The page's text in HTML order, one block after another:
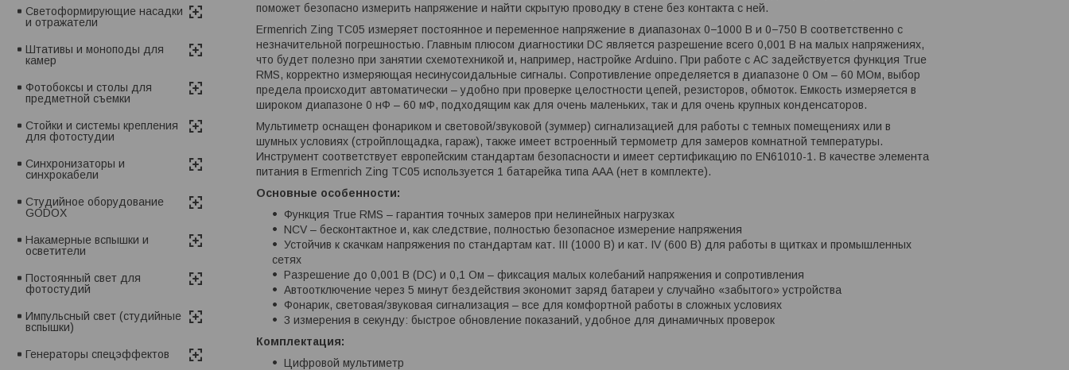
поможет безопасно измерить напряжение и найти скрытую проводку в стене без контакта с ней.
Ermenrich Zing TC05 измеряет постоянное и переменное напряжение в диапазонах 0−1000 В и 0−750 В соответственно с
незначительной погрешностью. Главным плюсом диагностики DC является разрешение всего 0,001 В на малых напряжениях,
что будет полезно при занятии схемотехникой и, например, настройке Arduino. При работе с AC задействуется функция True
RMS, корректно измеряющая несинусоидальные сигналы. Сопротивление определяется в диапазоне 0 Ом – 60 МОм, выбор
предела происходит автоматически – удобно при проверке целостности цепей, резисторов, обмоток. Емкость измеряется в
широком диапазоне 0 нФ – 60 мФ, подходящим как для очень маленьких, так и для очень крупных конденсаторов.
Мультиметр оснащен фонариком и световой/звуковой (зуммер) сигнализацией для работы с темных помещениях или в
шумных условиях (стройплощадка, гараж), также имеет встроенный термометр для замеров комнатной температуры.
Инструмент соответствует европейским стандартам безопасности и имеет сертификацию по EN61010-1. В качестве элемента
питания в Ermenrich Zing TC05 используется 1 батарейка типа ААА (нет в комплекте).
Основные особенности:
Функция True RMS – гарантия точных замеров при нелинейных нагрузках
NCV – бесконтактное и, как следствие, полностью безопасное измерение напряжения
Устойчив к скачкам напряжения по стандартам кат. III (1000 В) и кат. IV (600 В) для работы в щитках и промышленных
сетях
Разрешение до 0,001 В (DC) и 0,1 Ом – фиксация малых колебаний напряжения и сопротивления
Автоотключение через 5 минут бездействия экономит заряд батареи у случайно «забытого» устройства
Фонарик, световая/звуковая сигнализация – все для комфортной работы в сложных условиях
3 измерения в секунду: быстрое обновление показаний, удобное для динамичных проверок
Комплектация:
Цифровой мультиметр
Светоформирующие насадки
и отражатели
Штативы и моноподы для
камер
Фотобоксы и столы для
предметной съемки
Стойки и системы крепления
для фотостудии
Синхронизаторы и
синхрокабели
Студийное оборудование
GODOX
Накамерные вспышки и
осветители
Постоянный свет для
фотостудий
Импульсный свет (студийные
вспышки)
Генераторы спецэффектов